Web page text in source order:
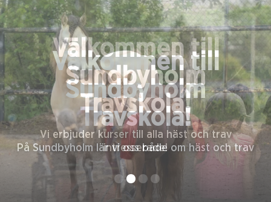
Välkommen till
Sundbyholm
Travskola!
Vi erbjuder kurser till alla häst och trav
intresserade!
Välkommen till
Sundbyholm
Travskola!
På Sundbyholm lär vi oss både om häst och trav